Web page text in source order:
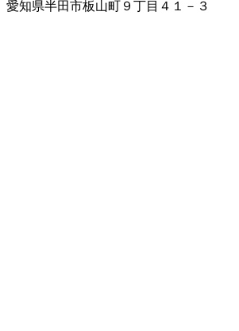
愛知県半田市板山町９丁目４１－３